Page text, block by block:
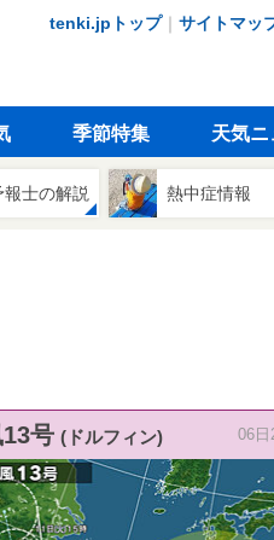
tenki.jpトップ｜ サイトマッ
季節特集 天気ニ
報士の解説 熱中症情報
号 (ドルフィン) 06日